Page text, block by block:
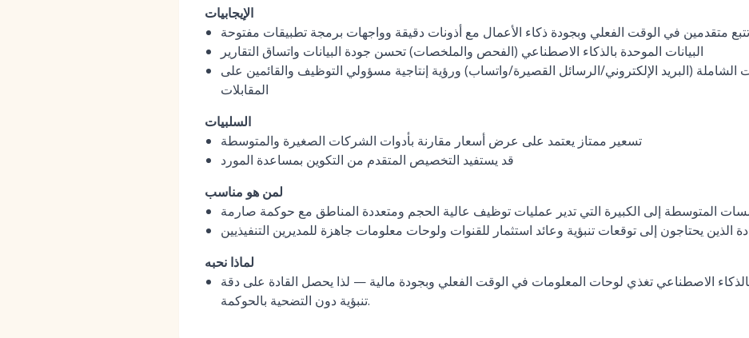
الإيجابيات
متقدمين في الوقت الفعلي وبجودة ذكاء الأعمال مع أذونات دقيقة وواجهات برمجة تطبيقات مفتوحة
البيانات الموحدة بالذكاء الاصطناعي (الفحص والملخصات) تحسن جودة البيانات واتساق التقارير
الشاملة (البريد الإلكتروني/الرسائل القصيرة/واتساب) ورؤية إنتاجية مسؤولي التوظيف والقائمين على
المقابلات
السلبيات
تسعير ممتاز يعتمد على عرض أسعار مقارنة بأدوات الشركات الصغيرة والمتوسطة
قد يستفيد التخصيص المتقدم من التكوين بمساعدة المورد
لمن هو مناسب
المتوسطة إلى الكبيرة التي تدير عمليات توظيف عالية الحجم ومتعددة المناطق مع حوكمة صارمة
الذين يحتاجون إلى توقعات تنبؤية وعائد استثمار للقنوات ولوحات معلومات جاهزة للمديرين التنفيذيين
لماذا نحبه
الاصطناعي تغذي لوحات المعلومات في الوقت الفعلي وبجودة مالية — لذا يحصل القادة على دقة
تنبؤية دون التضحية بالحوكمة.